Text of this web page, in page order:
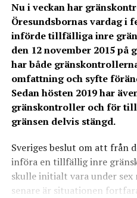
Nu i veckan har
Öresundsbornas vardag i
införde tillfälliga inre
den 12 november 2015
har både
omfattning och syfte
Sedan hösten 2019 har
gränskontroller och för
gränsen delvis stängd.
Sveriges beslut om att från
införa en tillfällig inre
skulle initialt vara under sex
senare är situationen